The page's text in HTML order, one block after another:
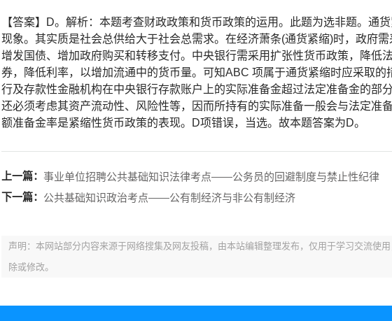
【答案】D。解析：本题考查财政政策和货币政策的运用。此题为选非题。通
现象。其实质是社会总供给大于社会总需求。在经济萧条(通货紧缩)时，政府
增发国债、增加政府购买和转移支付。中央银行需采用扩张性货币政策，降低
券，降低利率，以增加流通中的货币量。可知ABC 项属于通货紧缩时应采取
行及存款性金融机构在中央银行存款账户上的实际准备金超过法定准备金的部
还必须考虑其资产流动性、风险性等，因而所持有的实际准备一般会与法定准
额准备金率是紧缩性货币政策的表现。D项错误，当选。故本题答案为D。
上一篇： 事业单位招聘公共基础知识法律考点——公务员的回避制度与禁止性纪律
下一篇： 公共基础知识政治考点——公有制经济与非公有制经济
声明：本网站部分内容来源于网络搜集及网友投稿，由本站编辑整理发布，仅用于学习交流使
除或修改。